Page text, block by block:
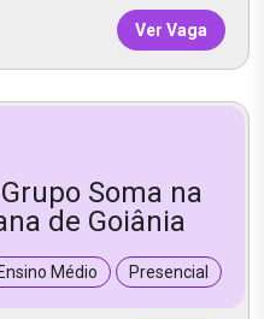
Ver Vaga
Soma na
de Goiânia
Ensino Médio Presencial